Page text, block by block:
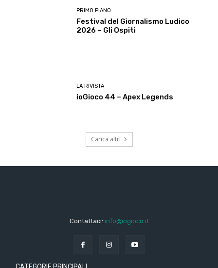
PRIMO PIANO
Festival del Giornalismo Ludico
2026 – Gli Ospiti
LA RIVISTA
ioGioco 44 – Apex Legends
Carica altri
Contattaci: info@iogioco.it